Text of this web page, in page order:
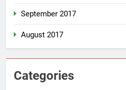
September 2017
August 2017
Categories